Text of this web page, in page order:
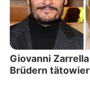
Giovanni
Brüdern